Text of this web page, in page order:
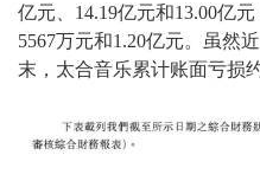
亿元、14.19亿元和13.00亿
5567万元和1.20亿元。虽然
末，太合音乐累计账面亏损